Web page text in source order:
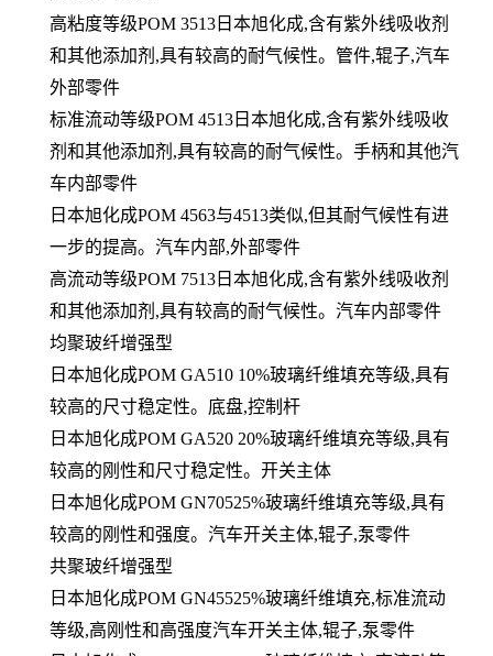
高粘度等级POM 3513日本旭化成,含有紫外线吸收剂
和其他添加剂,具有较高的耐气候性。管件,辊子,汽车
外部零件
标准流动等级POM 4513日本旭化成,含有紫外线吸收
剂和其他添加剂,具有较高的耐气候性。手柄和其他汽
车内部零件
日本旭化成POM 4563与4513类似,但其耐气候性有进
一步的提高。汽车内部,外部零件
高流动等级POM 7513日本旭化成,含有紫外线吸收剂
和其他添加剂,具有较高的耐气候性。汽车内部零件
均聚玻纤增强型
日本旭化成POM GA510 10%玻璃纤维填充等级,具有
较高的尺寸稳定性。底盘,控制杆
日本旭化成POM GA520 20%玻璃纤维填充等级,具有
较高的刚性和尺寸稳定性。开关主体
日本旭化成POM GN70525%玻璃纤维填充等级,具有
较高的刚性和强度。汽车开关主体,辊子,泵零件
共聚玻纤增强型
日本旭化成POM GN45525%玻璃纤维填充,标准流动
等级,高刚性和高强度汽车开关主体,辊子,泵零件